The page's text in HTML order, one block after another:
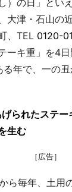
大津・石山の
、TEL 0120-
ーキ重」を4
年で、一の
られたステ
生む
［広告］
ら毎年、土用